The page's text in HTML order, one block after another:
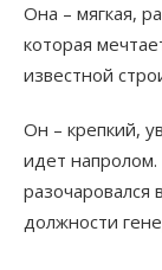
Она – мягкая,
которая
известной
Он – крепкий,
идет
разочаровался
должности